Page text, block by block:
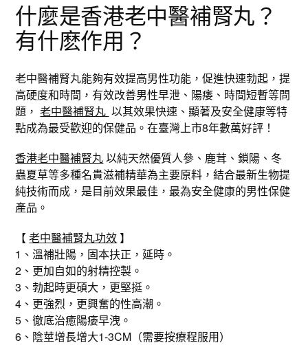
什麼是香港老中醫補腎丸？
有什麽作用？
老中醫補腎丸能夠有效提高男性功能，促進快速勃起，提
高硬度和時間，有效改善男性早泄、陽痿、時間短暫等問
題，老中醫補腎丸 以其效果快速、顯著及安全健康等特
點成為最受歡迎的保健品。在臺灣上市8年數萬好評！
香港老中醫補腎丸以純天然優質人參、鹿茸、鎖陽、冬
蟲夏草等多種名貴滋補精華為主要原料，結合最新生物提
純技術而成，是目前效果最佳，最為安全健康的男性保健
產品。
【老中醫補腎丸功效】
1、溫補壯陽，固本扶正，延時。
2、更加自如的射精控製。
3、勃起時更碩大，更堅挺。
4、更強烈，更興奮的性高潮。
5、徹底治癒陽痿早洩。
6、陰莖增長增大1-3CM（需要按療程服用）